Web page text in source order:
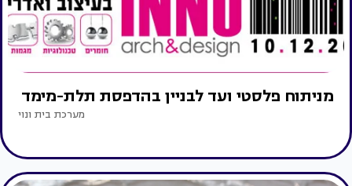
מניתוח פלסטי ועד לבניין בהדפסת תלת-מימד
מערכת בית ונוי